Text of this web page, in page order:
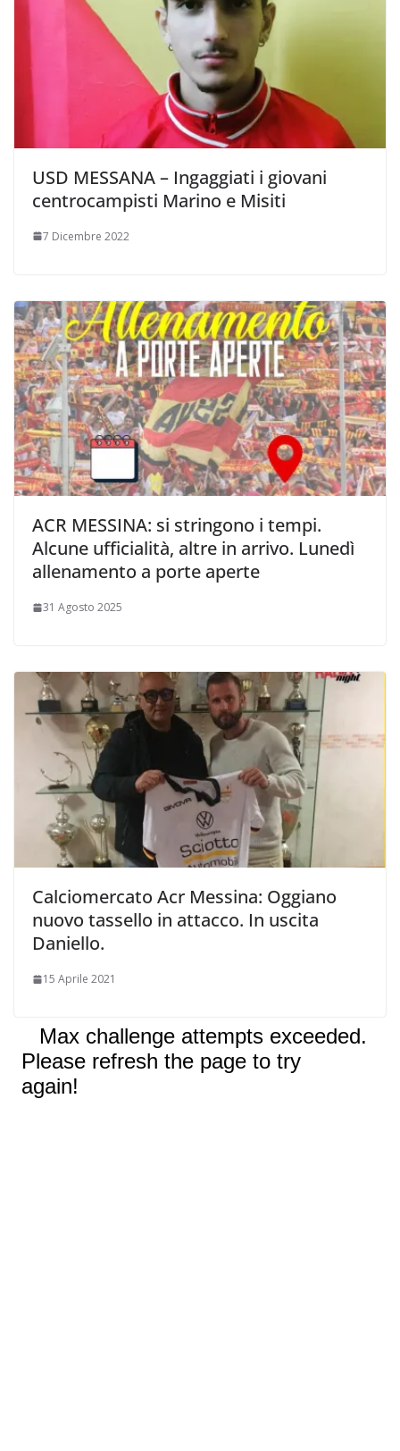
USD MESSANA – Ingaggiati i giovani
centrocampisti Marino e Misiti
7 Dicembre 2022
ACR MESSINA: si stringono i tempi.
Alcune ufficialità, altre in arrivo. Lunedì
allenamento a porte aperte
31 Agosto 2025
Calciomercato Acr Messina: Oggiano
nuovo tassello in attacco. In uscita
Daniello.
15 Aprile 2021